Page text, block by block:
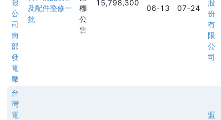
限
公
司
南
部
發
電
廠
及配件整修一
批
標
公
告
15,798,300
06-13
07-24
股
份
有
限
公
司
台
灣
電
盟